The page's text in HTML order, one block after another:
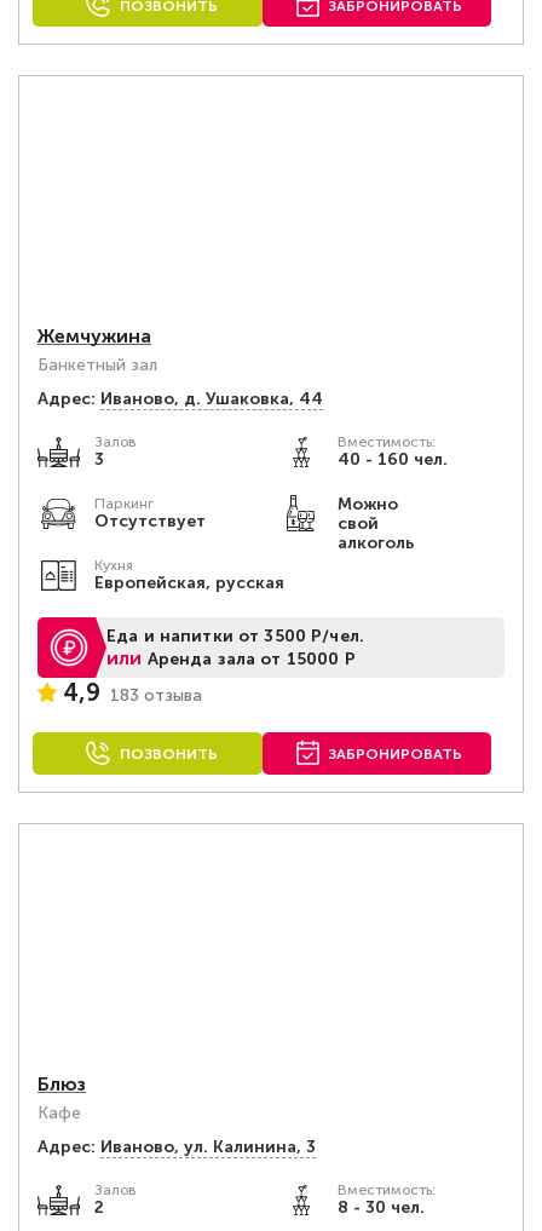
ПОЗВОНИТЬ ЗАБРОНИРОВАТЬ
Жемчужина
Банкетный зал
Адрес: Иваново, д. Ушаковка, 44
Залов
3
Вместимость:
40 - 160 чел.
Паркинг
Отсутствует
Можно
свой
алкоголь
Кухня
Европейская, русская
Еда и напитки от 3500 Р/чел.
или Аренда зала от 15000 Р
4,9 183 отзыва
ПОЗВОНИТЬ ЗАБРОНИРОВАТЬ
Блюз
Кафе
Адрес: Иваново, ул. Калинина, 3
Залов
2
Вместимость:
8 - 30 чел.